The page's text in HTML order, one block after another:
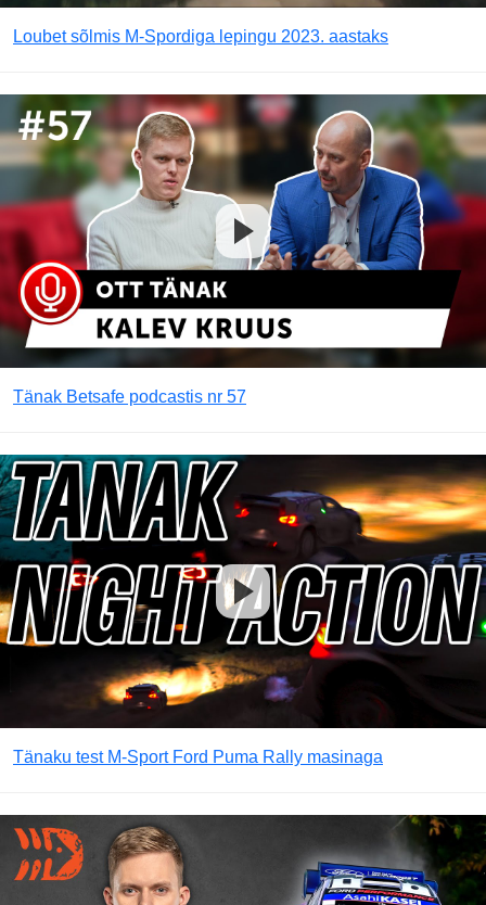
Loubet sõlmis M-Spordiga lepingu 2023. aastaks
Tänak Betsafe podcastis nr 57
Tänaku test M-Sport Ford Puma Rally masinaga